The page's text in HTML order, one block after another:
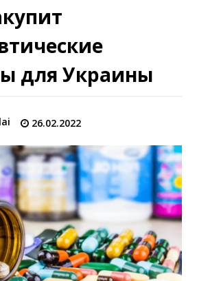
для Украины
26.02.2022